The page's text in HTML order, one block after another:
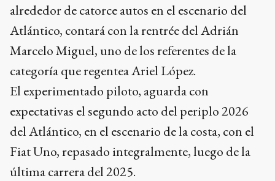
alrededor de catorce autos en el escenario del
Atlántico, contará con la rentrée del Adrián
Marcelo Miguel, uno de los referentes de la
categoría que regentea Ariel López.
El experimentado piloto, aguarda con
expectativas el segundo acto del periplo 2026
del Atlántico, en el escenario de la costa, con el
Fiat Uno, repasado integralmente, luego de la
última carrera del 2025.